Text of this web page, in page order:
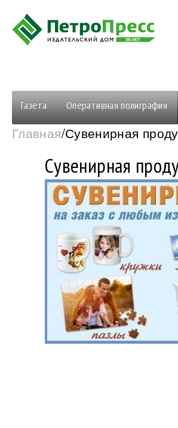
Газета Оперативная полиграфия
Вы здесь
Главная/Сувенирная
Сувенирная